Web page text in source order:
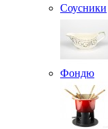
Соусники
Фондю